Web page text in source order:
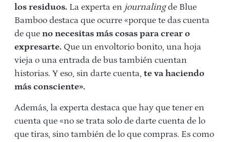
los residuos. La experta en journalingde Blue
Bamboo destaca que ocurre «porque te das cuenta
de que no necesitas más cosas para crear o
expresarte. Que un envoltorio bonito, una hoja
vieja o una entrada de bus también cuentan
historias. Y eso, sin darte cuenta, te va haciendo
más consciente».
Además, la experta destaca que hay que tener en
cuenta que «no se trata solo de darte cuenta de lo
que tiras, sino también de lo que compras. Es como